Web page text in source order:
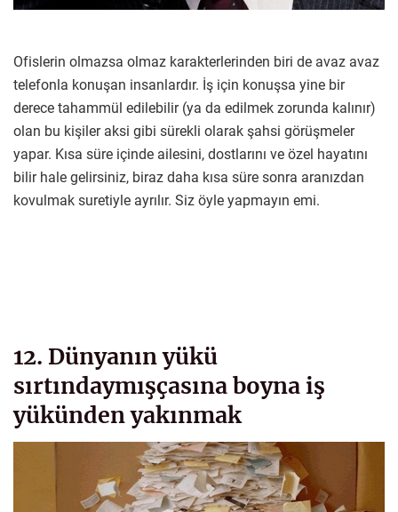
Ofislerin olmazsa olmaz karakterlerinden biri de avaz avaz
telefonla konuşan insanlardır. İş için konuşsa yine bir
derece tahammül edilebilir (ya da edilmek zorunda kalınır)
olan bu kişiler aksi gibi sürekli olarak şahsi görüşmeler
yapar. Kısa süre içinde ailesini, dostlarını ve özel hayatını
bilir hale gelirsiniz, biraz daha kısa süre sonra aranızdan
kovulmak suretiyle ayrılır. Siz öyle yapmayın emi.
12. Dünyanın yükü
sırtındaymışçasına boyna iş
yükünden yakınmak